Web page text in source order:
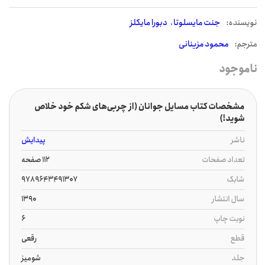
نويسنده: جنت مایسلوتا دبورا مایکلز
مترجم: محمود مزینانی
ناموجود
مشخصات کتاب مسایل جوانان (از چربی‌های شکم خود خلاص
شوید!)
ناشر
پیدایش
تعداد صفحات
112 صفحه
شابک
9789643491307
سال انتشار
1390
نوبت چاپ
6
قطع
رقعی
جلد
شومیز